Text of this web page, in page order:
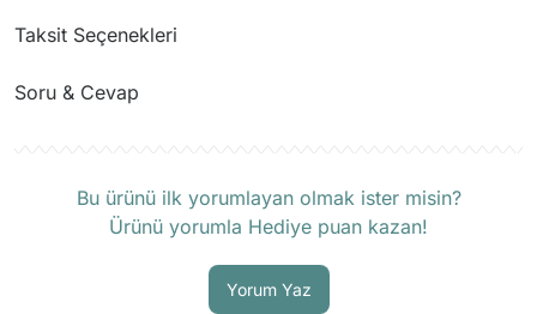
Taksit Seçenekleri
Soru & Cevap
Bu ürünü ilk yorumlayan olmak ister misin?
Ürünü yorumla Hediye puan kazan!
Yorum Yaz